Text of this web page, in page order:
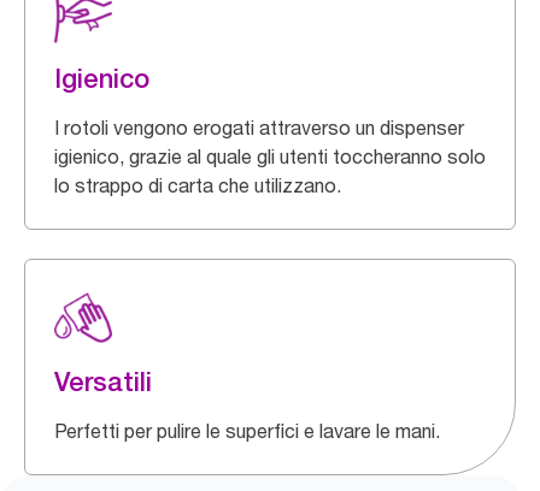
Igienico
I rotoli vengono erogati attraverso un dispenser
igienico, grazie al quale gli utenti toccheranno solo
lo strappo di carta che utilizzano.
Versatili
Perfetti per pulire le superfici e lavare le mani.